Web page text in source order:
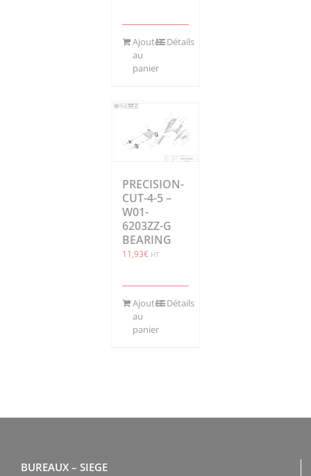
Ajouter
au
panier
Détails
PRECISION-
CUT-4-5 –
W01-
6203ZZ-G
BEARING
11,93€ HT
Ajouter
au
panier
Détails
BUREAUX – SIEGE